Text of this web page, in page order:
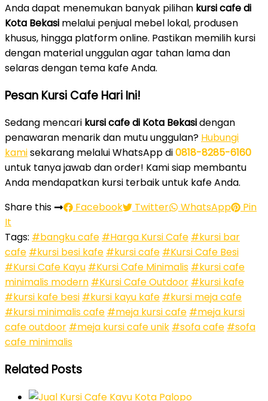
Anda dapat menemukan banyak pilihan kursi cafe di
Kota Bekasi melalui penjual mebel lokal, produsen
khusus, hingga platform online. Pastikan memilih kursi
dengan material unggulan agar tahan lama dan
selaras dengan tema kafe Anda.
Pesan Kursi Cafe Hari Ini!
Sedang mencari kursi cafe di Kota Bekasidengan
penawaran menarik dan mutu unggulan? Hubungi
kamisekarang melalui WhatsApp di0818-8285-6160
untuk tanya jawab dan order! Kami siap membantu
Anda mendapatkan kursi terbaik untuk kafe Anda.
Share this
Facebook Twitter WhatsApp
Pin
It
Tags: #bangku cafe #Harga Kursi Cafe #kursi bar
cafe #kursi besi kafe #kursi cafe #Kursi Cafe Besi
#Kursi Cafe Kayu #Kursi Cafe Minimalis #kursi cafe
minimalis modern #Kursi Cafe Outdoor #kursi kafe
#kursi kafe besi #kursi kayu kafe #kursi meja cafe
#kursi minimalis cafe #meja kursi cafe #meja kursi
cafe outdoor #meja kursi cafe unik #sofa cafe #sofa
cafe minimalis
Related Posts